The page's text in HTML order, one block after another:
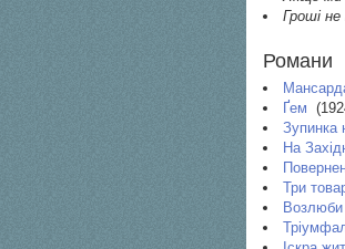
Гроші
Романи
Ґем
Зупинка
На
Три
Возлюби